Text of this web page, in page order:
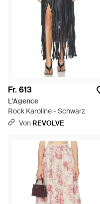
Fr. 613
L'Agence
Rock Karoline - Schwarz
Von REVOLVE